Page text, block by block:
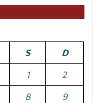
S D
1 2
8 9